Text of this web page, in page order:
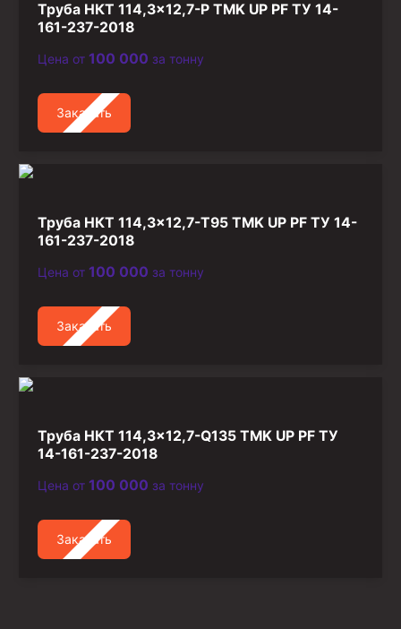
Труба НКТ 114,3×12,7-Р TMK UP PF ТУ 14-
161-237-2018
Цена от 100 000 за тонну
Заказать
Труба НКТ 114,3×12,7-Т95 TMK UP PF ТУ 14-
161-237-2018
Цена от 100 000 за тонну
Заказать
Труба НКТ 114,3×12,7-Q135 TMK UP PF ТУ
14-161-237-2018
Цена от 100 000 за тонну
Заказать